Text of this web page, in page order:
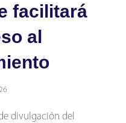
facilitará
al
divulgación del